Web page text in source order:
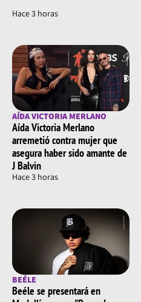
Hace 3 horas
AÍDA VICTORIA MERLANO
Aída Victoria Merlano
arremetió contra mujer que
asegura haber sido amante de
J Balvin
Hace 3 horas
BEÉLE
Beéle se presentará en